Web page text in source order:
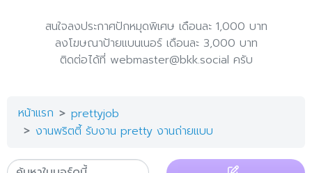
สนใจลงประกาศปักหมุดพิเศษ เดือนละ 1,000 บาท
ลงโฆษณาป้ายแบนเนอร์ เดือนละ 3,000 บาท
ติดต่อได้ที่ webmaster@bkk.social ครับ
หน้าแรก
prettyjob
งานพริตตี้ รับงาน pretty งานถ่ายแบบ